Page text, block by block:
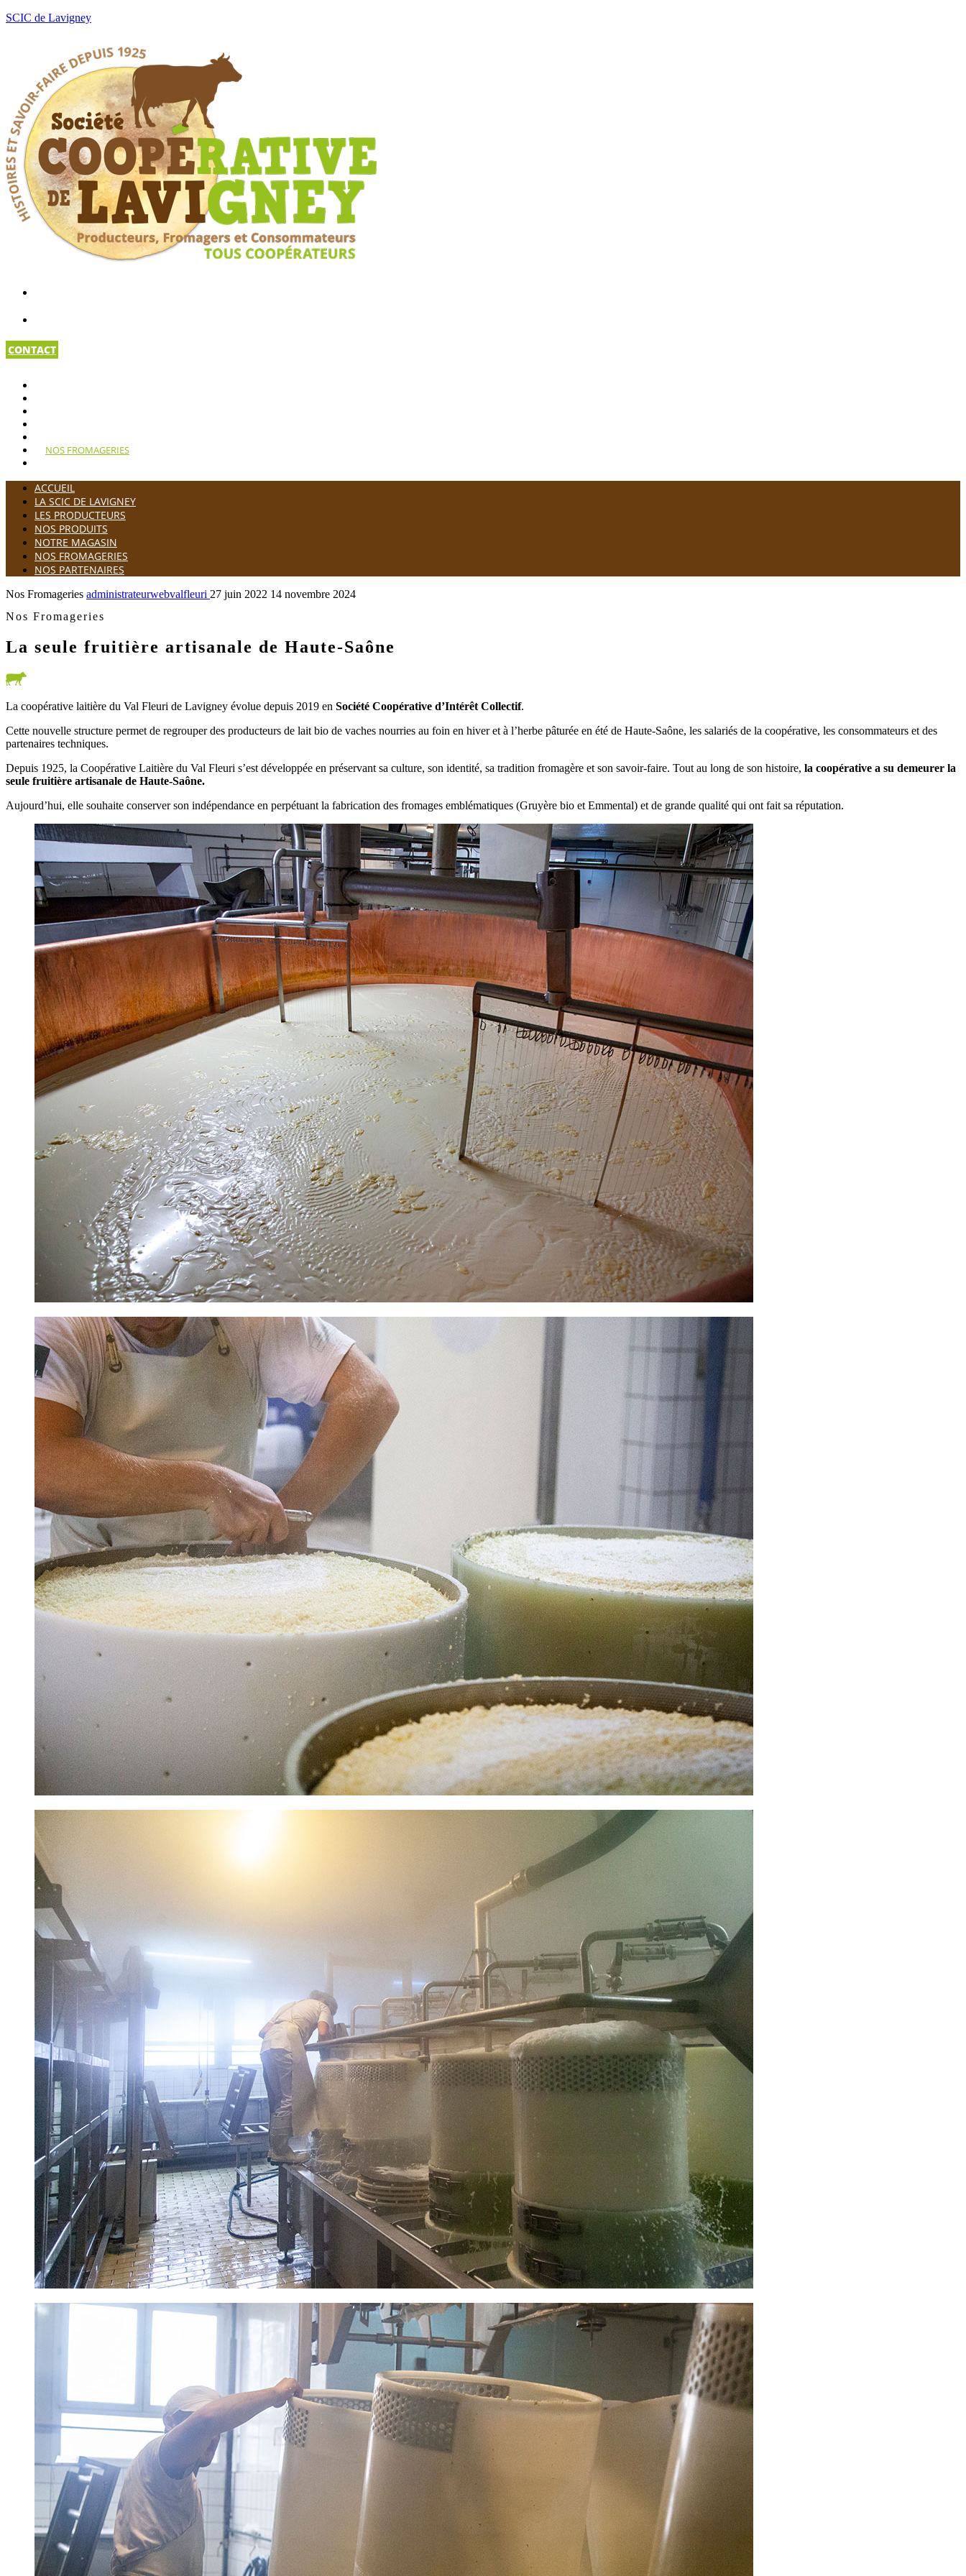
SCIC de Lavigney
CONTACT
NOS FROMAGERIES
ACCUEIL
LA SCIC DE LAVIGNEY
LES PRODUCTEURS
NOS PRODUITS
NOTRE MAGASIN
NOS FROMAGERIES
NOS PARTENAIRES
Nos Fromageries administrateurwebvalfleuri 27 juin 2022 14 novembre 2024
Nos Fromageries
La seule fruitière artisanale de Haute-Saône
La coopérative laitière du Val Fleuri de Lavigney évolue depuis 2019 en Société Coopérative d’Intérêt Collectif.
Cette nouvelle structure permet de regrouper des producteurs de lait bio de vaches nourries au foin en hiver et à l’herbe pâturée en été de Haute-Saône, les salariés de la coopérative, les consommateurs et des
partenaires techniques.
Depuis 1925, la Coopérative Laitière du Val Fleuri s’est développée en préservant sa culture, son identité, sa tradition fromagère et son savoir-faire. Tout au long de son histoire, la coopérative a su demeurer la
seule fruitière artisanale de Haute-Saône.
Aujourd’hui, elle souhaite conserver son indépendance en perpétuant la fabrication des fromages emblématiques (Gruyère bio et Emmental) et de grande qualité qui ont fait sa réputation.